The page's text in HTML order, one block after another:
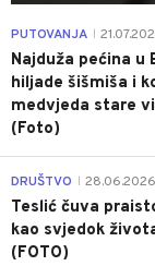
PUTOVANJA
Najduža pećina u
hiljade šišmiša i
medvjeda stare
(Foto)
DRUŠTVO
Teslić čuva
kao svjedok
(FOTO)